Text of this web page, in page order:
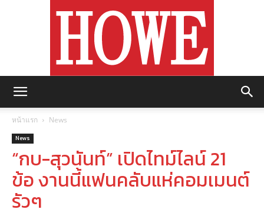
หน้าแรก News
News
“กบ-สุวนันท์” เปิดไทม์ไลน์ 21
ข้อ งานนี้แฟนคลับแห่คอมเมนต์
รัวๆ